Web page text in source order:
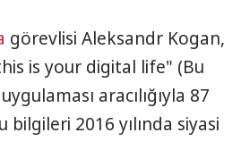
görevlisi Aleksandr Kogan,
is your digital life" (Bu
aracılığıyla 87
2016 yılında siyasi